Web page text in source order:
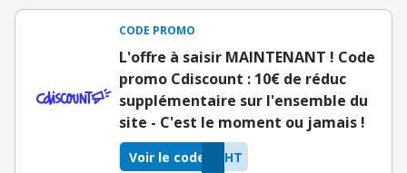
CODE PROMO
L'offre à saisir MAINTENANT ! Code
promo Cdiscount : 10€ de réduc
supplémentaire sur l'ensemble du
site - C'est le moment ou jamais !
KHT
Voir le code